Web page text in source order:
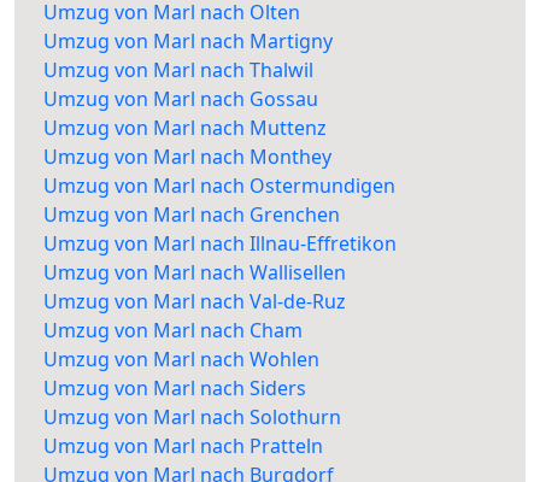
Umzug von Marl nach Olten
Umzug von Marl nach Martigny
Umzug von Marl nach Thalwil
Umzug von Marl nach Gossau
Umzug von Marl nach Muttenz
Umzug von Marl nach Monthey
Umzug von Marl nach Ostermundigen
Umzug von Marl nach Grenchen
Umzug von Marl nach Illnau-Effretikon
Umzug von Marl nach Wallisellen
Umzug von Marl nach Val-de-Ruz
Umzug von Marl nach Cham
Umzug von Marl nach Wohlen
Umzug von Marl nach Siders
Umzug von Marl nach Solothurn
Umzug von Marl nach Pratteln
Umzug von Marl nach Burgdorf